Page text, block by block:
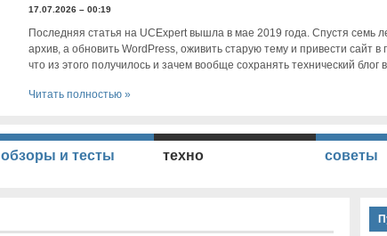
17.07.2026 – 00:19
Последняя статья на UCExpert вышла в мае 2019 года. Спустя семь
архив, а обновить WordPress, оживить старую тему и привести сайт
что из этого получилось и зачем вообще сохранять технический блог
Читать полностью »
обзоры и тесты техно советы